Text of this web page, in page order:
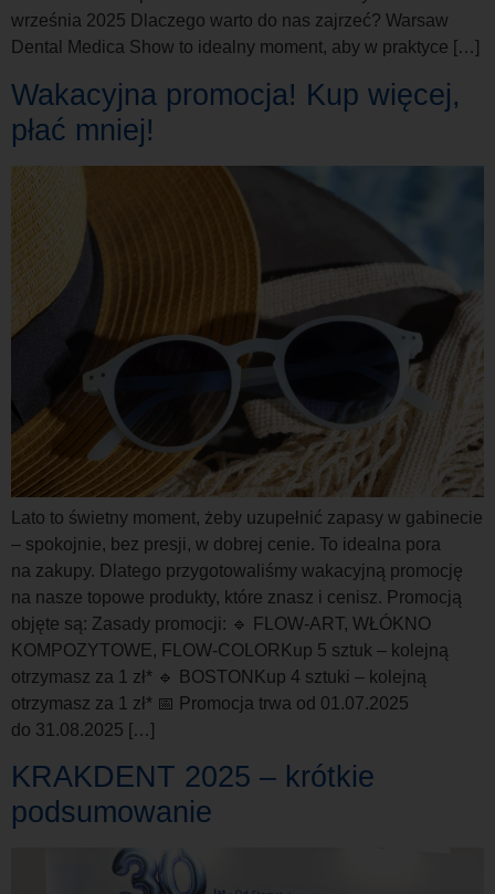
września 2025 Dlaczego warto do nas zajrzeć? Warsaw
Dental Medica Show to idealny moment, aby w praktyce […]
Wakacyjna promocja! Kup więcej,
płać mniej!
Lato to świetny moment, żeby uzupełnić zapasy w gabinecie
– spokojnie, bez presji, w dobrej cenie. To idealna pora
na zakupy. Dlatego przygotowaliśmy wakacyjną promocję
na nasze topowe produkty, które znasz i cenisz. Promocją
objęte są: Zasady promocji: 🔹 FLOW-ART, WŁÓKNO
KOMPOZYTOWE, FLOW-COLORKup 5 sztuk – kolejną
otrzymasz za 1 zł* 🔹 BOSTONKup 4 sztuki – kolejną
otrzymasz za 1 zł* 📅 Promocja trwa od 01.07.2025
do 31.08.2025 […]
KRAKDENT 2025 – krótkie
podsumowanie